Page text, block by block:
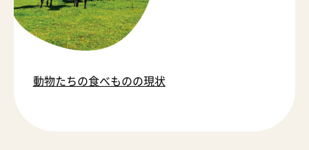
動物たちの食べものの現状